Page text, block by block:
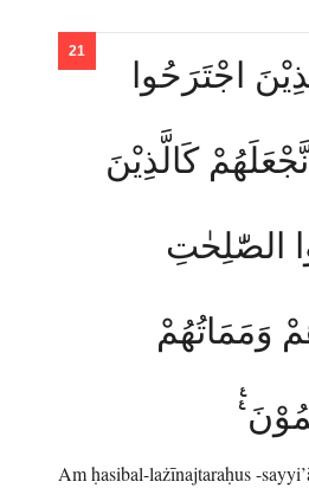
اجْتَرَحُوا
كَالَّذِيْنَ
الصّٰلِحٰتِ
وَمَمَاتُهُمْ
Am ḥasibal-lażīnajtaraḥus -